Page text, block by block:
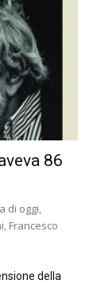
86
di oggi,
Francesco
della